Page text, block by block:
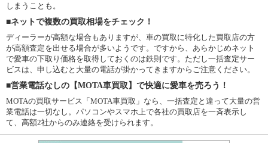
しまうことも。
■ネットで複数の買取相場をチェック！
ディーラーが高額な場合もありますが、車の買取に特化した買取店の方
が高額査定を出せる場合が多いようです。ですから、あらかじめネット
で愛車の下取り価格を取得しておくのは鉄則です。ただし一括査定サー
ビスは、申し込むと大量の電話が掛かってきますからご注意ください。
■営業電話なしの【MOTA車買取】で快適に愛車を売ろう！
MOTAの買取サービス「MOTA車買取」なら、一括査定と違って大量の営
業電話は一切なし。パソコンやスマホ上で各社の買取店を一斉表示し
て、高額2社からのみ連絡を受けられます。